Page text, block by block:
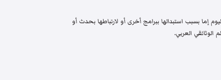
إما بسبب استبدالها ببرامج أخرى أو لارتباطها بحدث أو
الوثائقي العربي.